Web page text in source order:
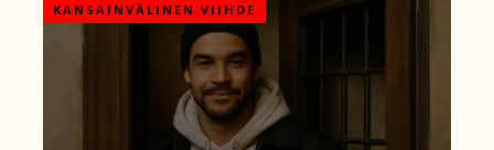
KANSAINVÄLINEN VIIHDE